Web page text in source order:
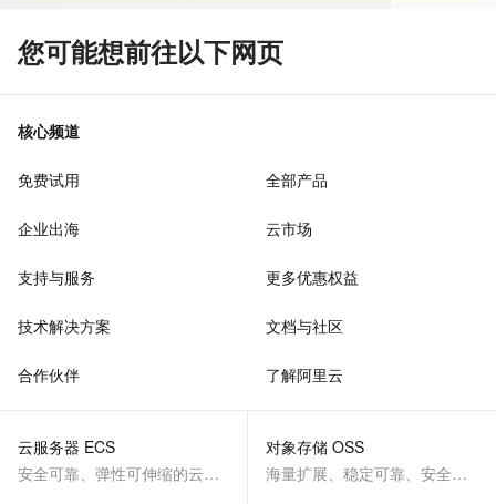
您可能想前往以下网页
核心频道
免费试用 全部产品
企业出海 云市场
支持与服务 更多优惠权益
技术解决方案 文档与社区
合作伙伴 了解阿里云
云服务器 ECS
安全可靠、弹性可伸缩的云计算服务
对象存储 OSS
海量扩展、稳定可靠、安全、低成本、智能